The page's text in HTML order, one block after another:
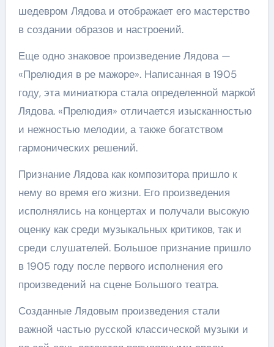
шедевром Лядова и отображает его мастерство
в создании образов и настроений.
Еще одно знаковое произведение Лядова —
«Прелюдия в ре мажоре». Написанная в 1905
году, эта миниатюра стала определенной маркой
Лядова. «Прелюдия» отличается изысканностью
и нежностью мелодии, а также богатством
гармонических решений.
Признание Лядова как композитора пришло к
нему во время его жизни. Его произведения
исполнялись на концертах и получали высокую
оценку как среди музыкальных критиков, так и
среди слушателей. Большое признание пришло
в 1905 году после первого исполнения его
произведений на сцене Большого театра.
Созданные Лядовым произведения стали
важной частью русской классической музыки и